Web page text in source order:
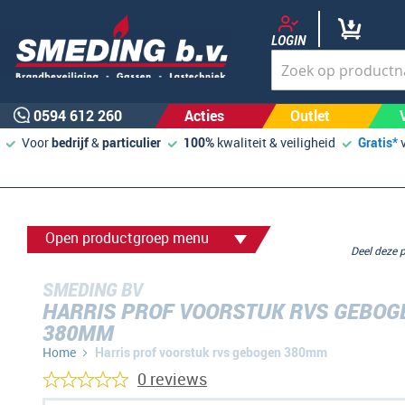
LOGIN
0594 612 260 Acties Outlet
Voorbedrijf&particulier 100% kwaliteit & veiligheid Gratis*
Open productgroep menu
SMEDING BV
HARRIS PROF VOORSTUK RVS
380MM
Home Harris prof voorstuk rvs gebogen 380mm
Deel
0 reviews